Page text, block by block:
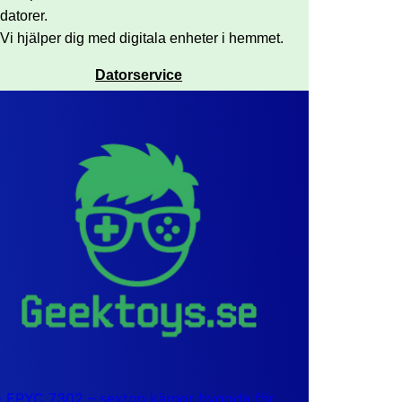
datorer.
Vi hjälper dig med digitala enheter i hemmet.
Datorservice
EPYC 7302 – sexton kärnor byggda för